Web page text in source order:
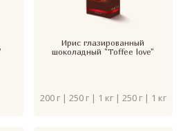
Ирис глазированный
шоколадный "Toffee love"
200 г | 250 г | 1 кг | 250 г | 1 кг